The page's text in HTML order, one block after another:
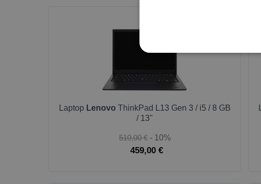
Laptop Lenovo ThinkPad L13 Gen 3 / i5 / 8 GB
/ 13"
510,00 € - 10%
459,00 €